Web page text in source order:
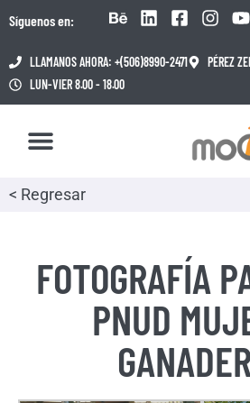
Síguenos en:
LLAMANOS AHORA: +(506)8990-2471
PÉREZ
LUN-VIER 8.00 - 18.00
< Regresar
FOTOGRAFÍA
PNUD